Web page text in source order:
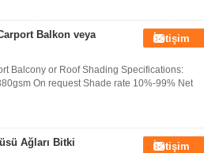
Balkon veya
İletişim
Balcony or Roof Shading Specifications:
On request Shade rate 10%-99% Net
Ağları Bitki
İletişim